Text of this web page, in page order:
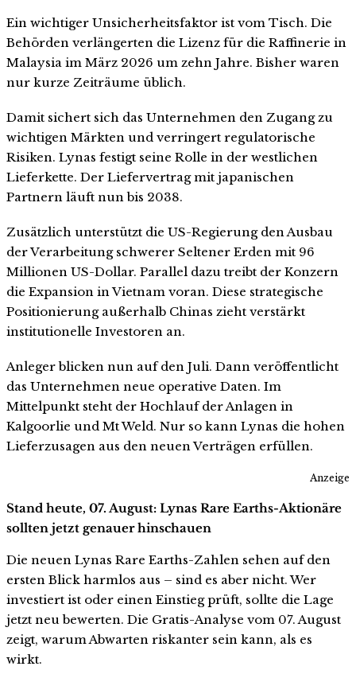
Ein wichtiger Unsicherheitsfaktor ist vom Tisch. Die
Behörden verlängerten die Lizenz für die Raffinerie in
Malaysia im März 2026 um zehn Jahre. Bisher waren
nur kurze Zeiträume üblich.
Damit sichert sich das Unternehmen den Zugang zu
wichtigen Märkten und verringert regulatorische
Risiken. Lynas festigt seine Rolle in der westlichen
Lieferkette. Der Liefervertrag mit japanischen
Partnern läuft nun bis 2038.
Zusätzlich unterstützt die US-Regierung den Ausbau
der Verarbeitung schwerer Seltener Erden mit 96
Millionen US-Dollar. Parallel dazu treibt der Konzern
die Expansion in Vietnam voran. Diese strategische
Positionierung außerhalb Chinas zieht verstärkt
institutionelle Investoren an.
Anleger blicken nun auf den Juli. Dann veröffentlicht
das Unternehmen neue operative Daten. Im
Mittelpunkt steht der Hochlauf der Anlagen in
Kalgoorlie und Mt Weld. Nur so kann Lynas die hohen
Lieferzusagen aus den neuen Verträgen erfüllen.
Anzeige
Stand heute, 07. August: Lynas Rare Earths-Aktionäre
sollten jetzt genauer hinschauen
Die neuen Lynas Rare Earths-Zahlen sehen auf den
ersten Blick harmlos aus – sind es aber nicht. Wer
investiert ist oder einen Einstieg prüft, sollte die Lage
jetzt neu bewerten. Die Gratis-Analyse vom 07. August
zeigt, warum Abwarten riskanter sein kann, als es
wirkt.